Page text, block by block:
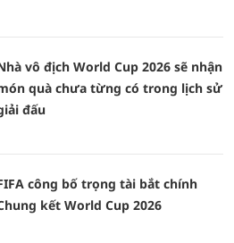
vô địch World Cup 2026 sẽ nhận
quà chưa từng có trong lịch sử
đấu
công bố trọng tài bắt chính
kết World Cup 2026